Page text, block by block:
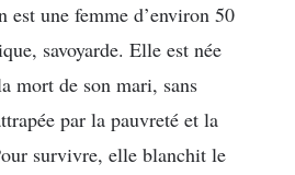
est une femme d’environ 50
savoyarde. Elle est née
mort de son mari, sans
par la pauvreté et la
survivre, elle blanchit le